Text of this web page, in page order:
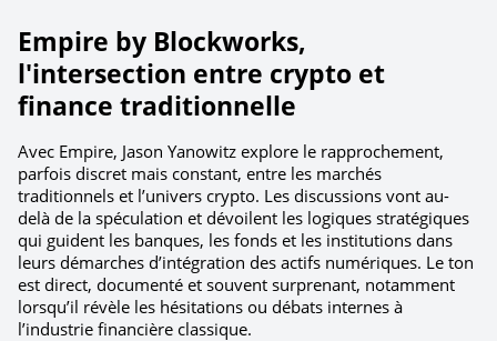
Empire by Blockworks,
l'intersection entre crypto et
finance traditionnelle
Avec Empire, Jason Yanowitz explore le rapprochement,
parfois discret mais constant, entre les marchés
traditionnels et l’univers crypto. Les discussions vont au-
delà de la spéculation et dévoilent les logiques stratégiques
qui guident les banques, les fonds et les institutions dans
leurs démarches d’intégration des actifs numériques. Le ton
est direct, documenté et souvent surprenant, notamment
lorsqu’il révèle les hésitations ou débats internes à
l’industrie financière classique.